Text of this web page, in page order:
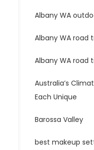
Albany WA
Albany WA road
Albany WA road
Australia’s
Each Unique
Barossa Valley
best makeup